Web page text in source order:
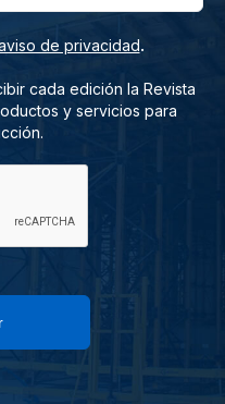
de privacidad.
cada edición la Revista
y servicios para